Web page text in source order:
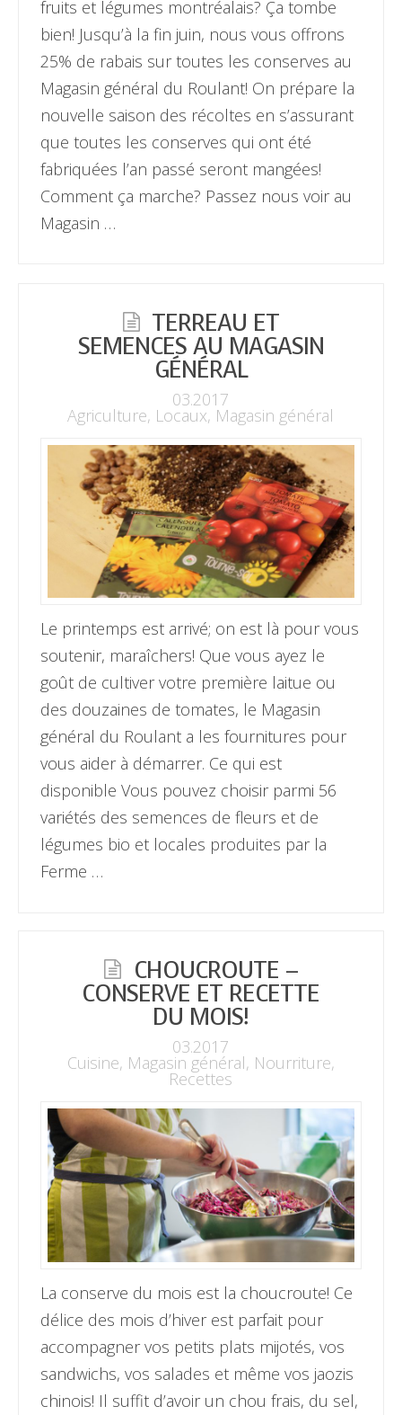
fruits et légumes montréalais? Ça tombe
bien! Jusqu’à la fin juin, nous vous offrons
25% de rabais sur toutes les conserves au
Magasin général du Roulant! On prépare la
nouvelle saison des récoltes en s’assurant
que toutes les conserves qui ont été
fabriquées l’an passé seront mangées!
Comment ça marche? Passez nous voir au
Magasin …
TERREAU ET
SEMENCES AU MAGASIN
GÉNÉRAL
03.2017
Agriculture, Locaux, Magasin général
Le printemps est arrivé; on est là pour vous
soutenir, maraîchers! Que vous ayez le
goût de cultiver votre première laitue ou
des douzaines de tomates, le Magasin
général du Roulant a les fournitures pour
vous aider à démarrer. Ce qui est
disponible Vous pouvez choisir parmi 56
variétés des semences de fleurs et de
légumes bio et locales produites par la
Ferme …
CHOUCROUTE –
CONSERVE ET RECETTE
DU MOIS!
03.2017
Cuisine, Magasin général, Nourriture,
Recettes
La conserve du mois est la choucroute! Ce
délice des mois d’hiver est parfait pour
accompagner vos petits plats mijotés, vos
sandwichs, vos salades et même vos jaozis
chinois! Il suffit d’avoir un chou frais, du sel,